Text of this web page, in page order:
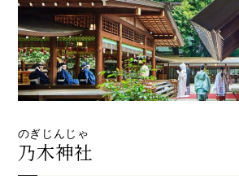
のぎじんじゃ
乃木神社